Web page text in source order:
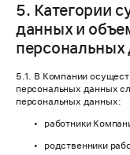
5. Категории
данных и
5.1. В Компании
персональных данных
персональных данных:
работники
родственники